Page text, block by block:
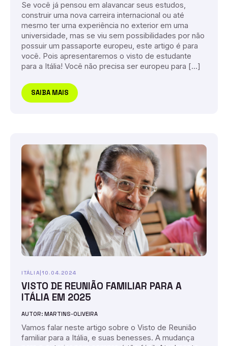
Se você já pensou em alavancar seus estudos,
construir uma nova carreira internacional ou até
mesmo ter uma experiência no exterior em uma
universidade, mas se viu sem possibilidades por não
possuir um passaporte europeu, este artigo é para
você. Pois apresentaremos o visto de estudante
para a Itália! Você não precisa ser europeu para […]
SAIBA MAIS
ITÁLIA|10.04.2024
VISTO DE REUNIÃO FAMILIAR PARA A
ITÁLIA EM 2025
AUTOR: MARTINS-OLIVEIRA
Vamos falar neste artigo sobre o Visto de Reunião
familiar para a Itália, e suas benesses. A mudança